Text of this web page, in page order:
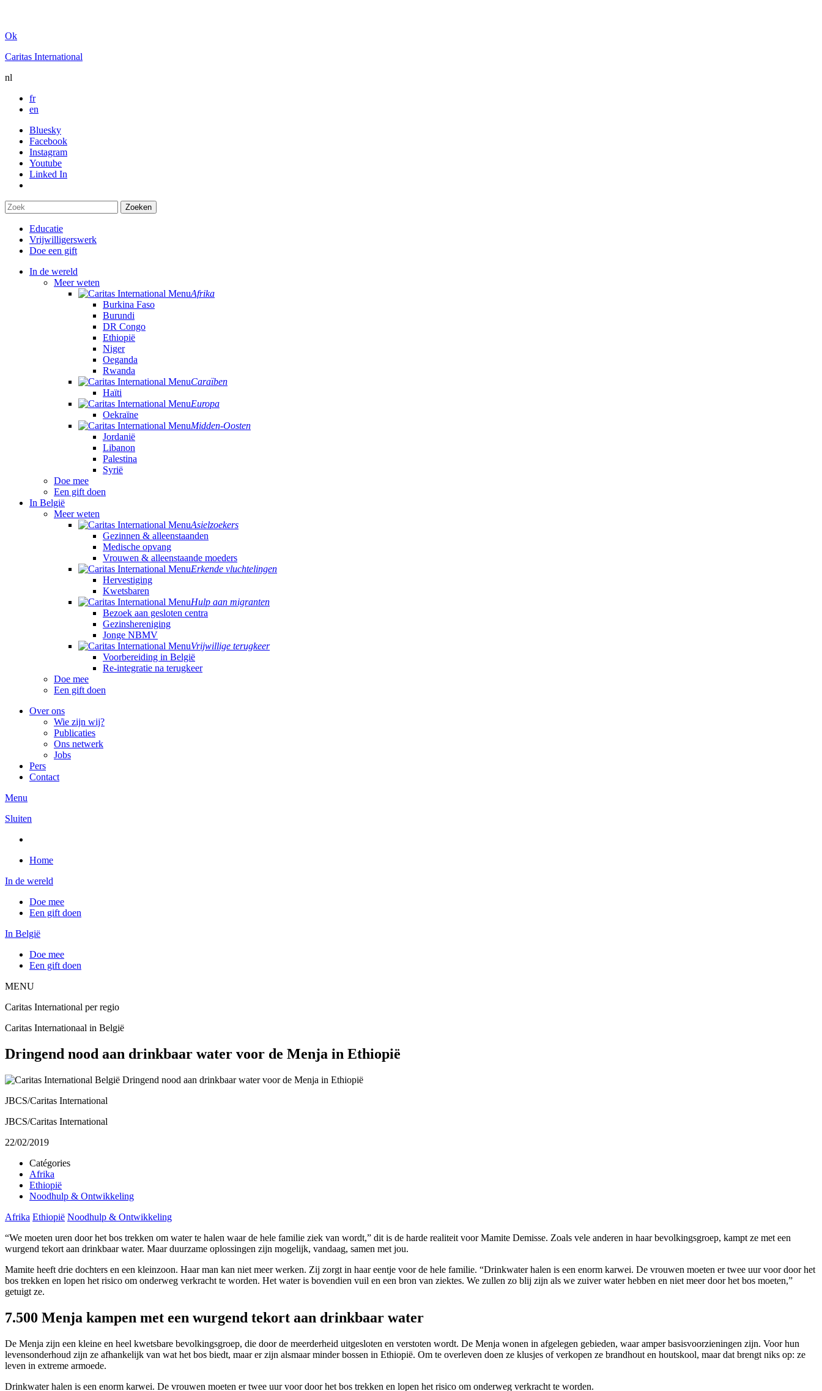
Ok
Caritas International
nl
fr
en
Bluesky
Facebook
Instagram
Youtube
Linked In
Educatie
Vrijwilligerswerk
Doe een gift
In de wereld
Meer weten
Afrika
Burkina Faso
Burundi
DR Congo
Ethiopië
Niger
Oeganda
Rwanda
Caraïben
Haïti
Europa
Oekraïne
Midden-Oosten
Jordanië
Libanon
Palestina
Syrië
Doe mee
Een gift doen
In België
Meer weten
Asielzoekers
Gezinnen & alleenstaanden
Medische opvang
Vrouwen & alleenstaande moeders
Erkende vluchtelingen
Hervestiging
Kwetsbaren
Hulp aan migranten
Bezoek aan gesloten centra
Gezinshereniging
Jonge NBMV
Vrijwillige terugkeer
Voorbereiding in België
Re-integratie na terugkeer
Doe mee
Een gift doen
Over ons
Wie zijn wij?
Publicaties
Ons netwerk
Jobs
Pers
Contact
Menu
Sluiten
Home
In de wereld
Doe mee
Een gift doen
In België
Doe mee
Een gift doen
MENU
Caritas International per regio
Caritas Internationaal in België
Dringend nood aan drinkbaar water voor de Menja in Ethiopië
JBCS/Caritas International
JBCS/Caritas International
22/02/2019
Catégories
Afrika
Ethiopië
Noodhulp & Ontwikkeling
Afrika Ethiopië Noodhulp & Ontwikkeling
“We moeten uren door het bos trekken om water te halen waar de hele familie ziek van wordt,” dit is de harde realiteit voor Mamite Demisse. Zoals vele anderen in haar bevolkingsgroep, kampt ze met een
wurgend tekort aan drinkbaar water. Maar duurzame oplossingen zijn mogelijk, vandaag, samen met jou.
Mamite heeft drie dochters en een kleinzoon. Haar man kan niet meer werken. Zij zorgt in haar eentje voor de hele familie. “Drinkwater halen is een enorm karwei. De vrouwen moeten er twee uur voor door het
bos trekken en lopen het risico om onderweg verkracht te worden. Het water is bovendien vuil en een bron van ziektes. We zullen zo blij zijn als we zuiver water hebben en niet meer door het bos moeten,”
getuigt ze.
7.500 Menja kampen met een wurgend tekort aan drinkbaar water
De Menja zijn een kleine en heel kwetsbare bevolkingsgroep, die door de meerderheid uitgesloten en verstoten wordt. De Menja wonen in afgelegen gebieden, waar amper basisvoorzieningen zijn. Voor hun
levensonderhoud zijn ze afhankelijk van wat het bos biedt, maar er zijn alsmaar minder bossen in Ethiopië. Om te overleven doen ze klusjes of verkopen ze brandhout en houtskool, maar dat brengt niks op: ze
leven in extreme armoede.
Drinkwater halen is een enorm karwei. De vrouwen moeten er twee uur voor door het bos trekken en lopen het risico om onderweg verkracht te worden.